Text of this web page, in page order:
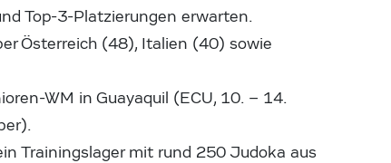
Top-3-Platzierungen erwarten.
Österreich (48), Italien (40) sowie
WM in Guayaquil (ECU, 10. – 14.
Trainingslager mit rund 250 Judoka aus